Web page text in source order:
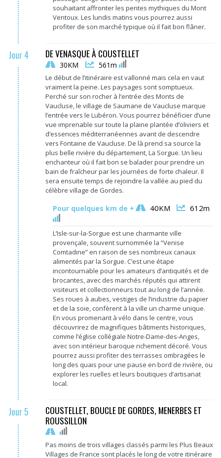
souhaitant affronter les pentes mythiques du Mont
Ventoux. Les lundis matins vous pourrez aussi
profiter de son marché typique où il fait bon flâner.
Jour 4 DE VENASQUE À COUSTELLET
30KM 561m
Le début de l’itinéraire est vallonné mais cela en vaut
vraiment la peine. Les paysages sont somptueux.
Perché sur son rocher à l’entrée des Monts de
Vaucluse, le village de Saumane de Vaucluse marque
l’entrée vers le Lubéron. Vous pourrez bénéficier d’une
vue imprenable sur toute la plaine plantée d’oliviers et
d’essences méditerranéennes avant de descendre
vers Fontaine de Vaucluse. De là prend sa source la
plus belle rivière du département, La Sorgue. Un lieu
enchanteur où il fait bon se balader pour prendre un
bain de fraîcheur par les journées de forte chaleur. Il
sera ensuite temps de rejoindre la vallée au pied du
célèbre village de Gordes.
Pour quelques km de + 40KM 612m
L’Isle-sur-la-Sorgue est une charmante ville
provençale, souvent surnommée la “Venise
Comtadine” en raison de ses nombreux canaux
alimentés par la Sorgue. C’est une étape
incontournable pour les amateurs d’antiquités et de
brocantes, avec des marchés réputés qui attirent
visiteurs et collectionneurs tout au long de l’année.
Ses roues à aubes, vestiges de l’industrie du papier
et de la soie, confèrent à la ville un charme unique.
En vous promenant à vélo dans le centre, vous
découvrirez de magnifiques bâtiments historiques,
comme l’église collégiale Notre-Dame-des-Anges,
avec son intérieur baroque richement décoré. Vous
pourrez aussi profiter des terrasses ombragées le
long des quais pour une pause en bord de rivière, ou
explorer les ruelles et leurs boutiques d’artisanat
local.
Jour 5
COUSTELLET, BOUCLE DE GORDES, MENERBES ET
ROUSSILLON
Pas moins de trois villages classés parmi les Plus Beaux
Villages de France sont placés le long de votre itinéraire